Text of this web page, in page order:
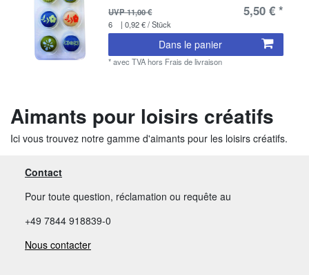
UVP 11,00 €
5,50 € *
6 | 0,92 € / Stück
Dans le panier
*avec TVAhors Frais de livraison
Aimants pour loisirs créatifs
Ici vous trouvez notre gamme d'aimants pour les loisirs créatifs.
Contact
Pour toute question, réclamation ou requête au
+49 7844 918839-0
Nous contacter